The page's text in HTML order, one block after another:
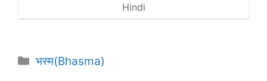
Hindi
Categories
भस्म(Bhasma)